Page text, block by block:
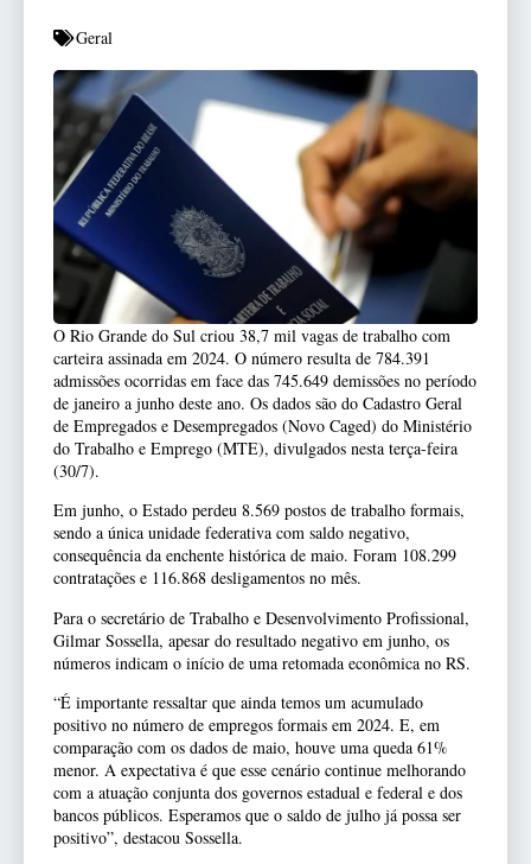
Geral
O Rio Grande do Sul criou 38,7 mil vagas de trabalho com
carteira assinada em 2024. O número resulta de 784.391
admissões ocorridas em face das 745.649 demissões no período
de janeiro a junho deste ano. Os dados são do Cadastro Geral
de Empregados e Desempregados (Novo Caged) do Ministério
do Trabalho e Emprego (MTE), divulgados nesta terça-feira
(30/7).
Em junho, o Estado perdeu 8.569 postos de trabalho formais,
sendo a única unidade federativa com saldo negativo,
consequência da enchente histórica de maio. Foram 108.299
contratações e 116.868 desligamentos no mês.
Para o secretário de Trabalho e Desenvolvimento Profissional,
Gilmar Sossella, apesar do resultado negativo em junho, os
números indicam o início de uma retomada econômica no RS.
“É importante ressaltar que ainda temos um acumulado
positivo no número de empregos formais em 2024. E, em
comparação com os dados de maio, houve uma queda 61%
menor. A expectativa é que esse cenário continue melhorando
com a atuação conjunta dos governos estadual e federal e dos
bancos públicos. Esperamos que o saldo de julho já possa ser
positivo”, destacou Sossella.